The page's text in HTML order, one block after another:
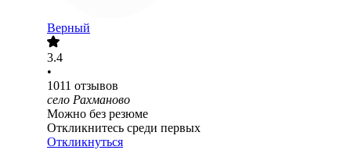
Верный
3.4
•
1011 отзывов
село Рахманово
Можно без резюме
Откликнитесь среди первых
Откликнуться